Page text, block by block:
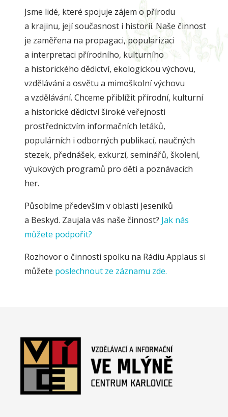
Jsme lidé, které spojuje zájem o přírodu
a krajinu, její současnost i historii. Naše činnost
je zaměřena na propagaci, popularizaci
a interpretaci přírodního, kulturního
a historického dědictví, ekologickou výchovu,
vzdělávání a osvětu a mimoškolní výchovu
a vzdělávání. Chceme přiblížit přírodní, kulturní
a historické dědictví široké veřejnosti
prostřednictvím informačních letáků,
populárních i odborných publikací, naučných
stezek, přednášek, exkurzí, seminářů, školení,
výukových programů pro děti a poznávacích
her.
Působíme především v oblasti Jeseníků
a Beskyd. Zaujala vás naše činnost? Jak nás
můžete podpořit?
Rozhovor o činnosti spolku na Rádiu Applaus si
můžete poslechnout ze záznamu zde.